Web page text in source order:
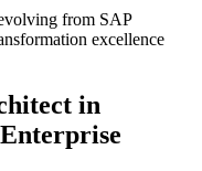
from SAP
excellence
in